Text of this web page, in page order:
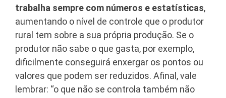
trabalha sempre com números e estatísticas,
aumentando o nível de controle que o produtor
rural tem sobre a sua própria produção. Se o
produtor não sabe o que gasta, por exemplo,
dificilmente conseguirá enxergar os pontos ou
valores que podem ser reduzidos. Afinal, vale
lembrar: “o que não se controla também não